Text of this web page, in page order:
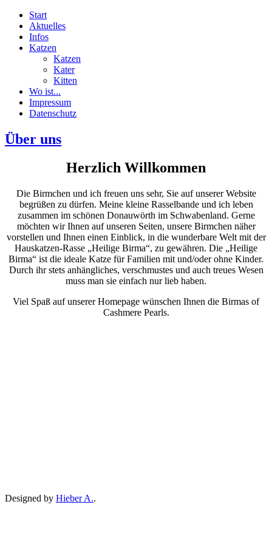
Start
Aktuelles
Infos
Katzen
Katzen
Kater
Kitten
Wo ist...
Impressum
Datenschutz
Über uns
Herzlich Willkommen
Die Birmchen und ich freuen uns sehr, Sie auf unserer Website
begrüßen zu dürfen. Meine kleine Rasselbande und ich leben
zusammen im schönen Donauwörth im Schwabenland. Gerne
möchten wir Ihnen auf unseren Seiten, unsere Birmchen näher
vorstellen und Ihnen einen Einblick, in die wunderbare Welt mit der
Hauskatzen-Rasse „Heilige Birma“, zu gewähren. Die „Heilige
Birma“ ist die ideale Katze für Familien mit und/oder ohne Kinder.
Durch ihr stets anhängliches, verschmustes und auch treues Wesen
muss man sie einfach nur lieb haben.
Viel Spaß auf unserer Homepage wünschen Ihnen die Birmas of
Cashmere Pearls.
Designed by Hieber A..